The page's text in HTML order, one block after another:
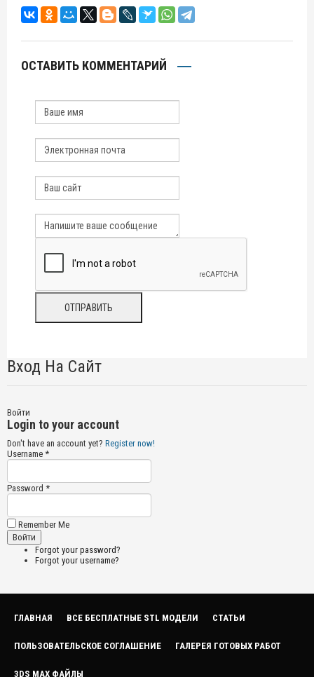
ОСТАВИТЬ КОММЕНТАРИЙ
Вход На Сайт
Войти
Login to your account
Don't have an account yet? Register now!
Username *
Password *
Remember Me
Forgot your password?
Forgot your username?
ГЛАВНАЯ ВСЕ БЕСПЛАТНЫЕ STL МОДЕЛИ СТАТЬИ
ПОЛЬЗОВАТЕЛЬСКОЕ СОГЛАШЕНИЕ ГАЛЕРЕЯ ГОТОВЫХ РАБОТ
3DS MAX ФАЙЛЫ